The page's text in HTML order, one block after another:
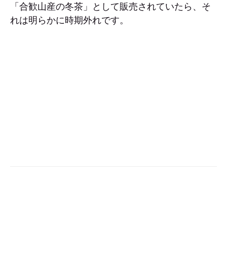
「合歓山産の冬茶」として販売されていたら、そ
れは明らかに時期外れです。